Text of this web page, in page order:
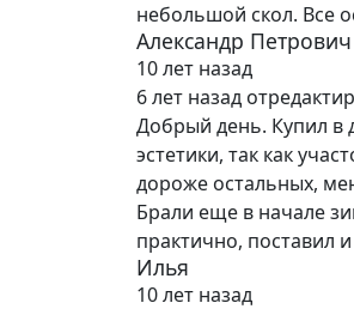
небольшой скол. Все
Александр
10 лет назад
6 лет назад
Добрый день. Купил в
эстетики, так как
дороже остальных,
Брали еще в начале
практично, поставил
Илья
10 лет назад